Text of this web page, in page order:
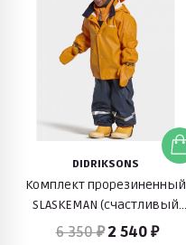
DIDRIKSONS
Комплект прорезиненный
SLASKEMAN (счастливый
апельсин)
6 350 ₽ 2 540 ₽